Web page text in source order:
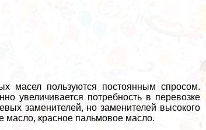
масел пользуются постоянным спросом.
увеличивается потребность в перевозке
заменителей, но заменителей высокого
масло, красное пальмовое масло.